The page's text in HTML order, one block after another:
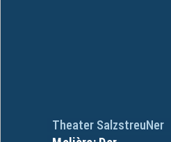
Theater SalzstreuNer